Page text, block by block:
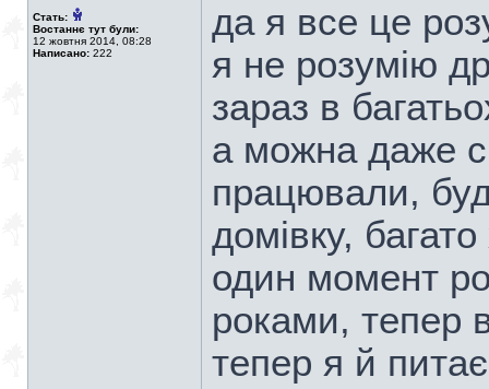
Стать:
Востаннє тут були:
12 жовтня 2014, 08:28
Написано: 222
да я все це
я не розумію
зараз в
а можна даже
працювали,
домівку,
один момент
роками, тепер
тепер я й